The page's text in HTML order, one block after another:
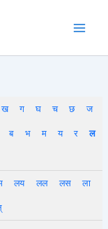
ख ग घ च छ
ज
ब भ म य र
ल
लय लल लस
ला